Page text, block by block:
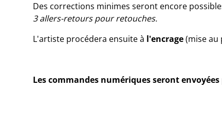
Des corrections minimes seront encore
3 allers-retours pour retouches.
L'artiste procédera ensuite à l'encrage(mise au
Les commandes numériques seront